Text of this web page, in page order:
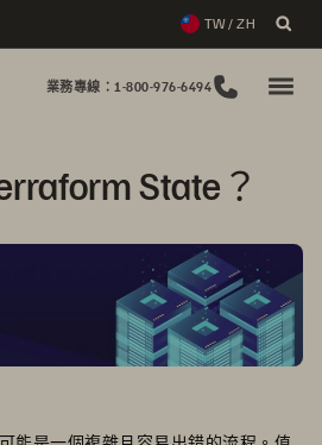
TW / ZH
業務專線：1-800-976-6494
State？